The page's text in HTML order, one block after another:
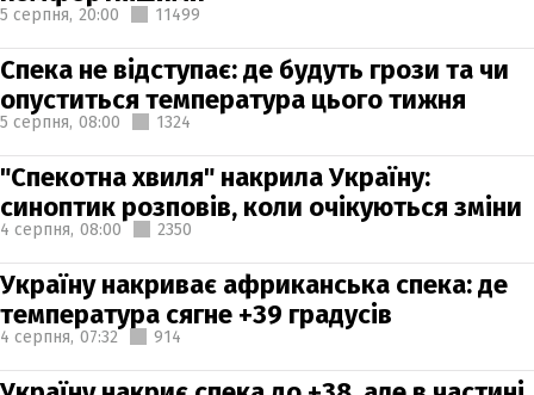
5 серпня, 20:00 11499
Спека не відступає: де будуть грози та чи
опуститься температура цього тижня
5 серпня, 08:00 1324
"Спекотна хвиля" накрила Україну:
синоптик розповів, коли очікуються зміни
4 серпня, 08:00 2350
Україну накриває африканська спека: де
температура сягне +39 градусів
4 серпня, 07:32 914